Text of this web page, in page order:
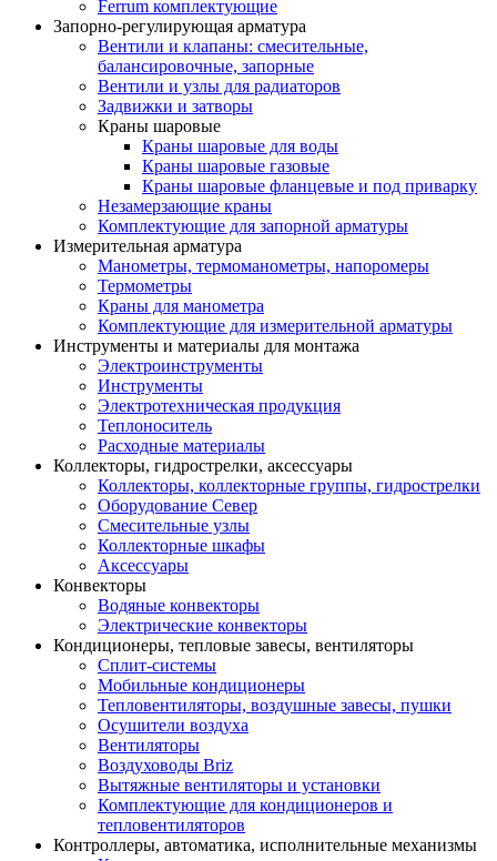
Ferrum комплектующие
Запорно-регулирующая арматура
Вентили и клапаны: смесительные,
балансировочные, запорные
Вентили и узлы для радиаторов
Задвижки и затворы
Краны шаровые
Краны шаровые для воды
Краны шаровые газовые
Краны шаровые фланцевые и под приварку
Незамерзающие краны
Комплектующие для запорной арматуры
Измерительная арматура
Манометры, термоманометры, напоромеры
Термометры
Краны для манометра
Комплектующие для измерительной арматуры
Инструменты и материалы для монтажа
Электроинструменты
Инструменты
Электротехническая продукция
Теплоноситель
Расходные материалы
Коллекторы, гидрострелки, аксессуары
Коллекторы, коллекторные группы, гидрострелки
Оборудование Север
Смесительные узлы
Коллекторные шкафы
Аксессуары
Конвекторы
Водяные конвекторы
Электрические конвекторы
Кондиционеры, тепловые завесы, вентиляторы
Сплит-системы
Мобильные кондиционеры
Тепловентиляторы, воздушные завесы, пушки
Осушители воздуха
Вентиляторы
Воздуховоды Briz
Вытяжные вентиляторы и установки
Комплектующие для кондиционеров и
тепловентиляторов
Контроллеры, автоматика, исполнительные механизмы